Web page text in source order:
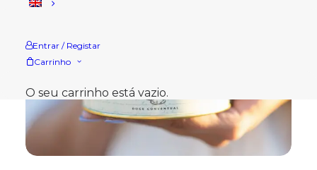
Entrar / Registar
Carrinho
O seu carrinho está vazio.